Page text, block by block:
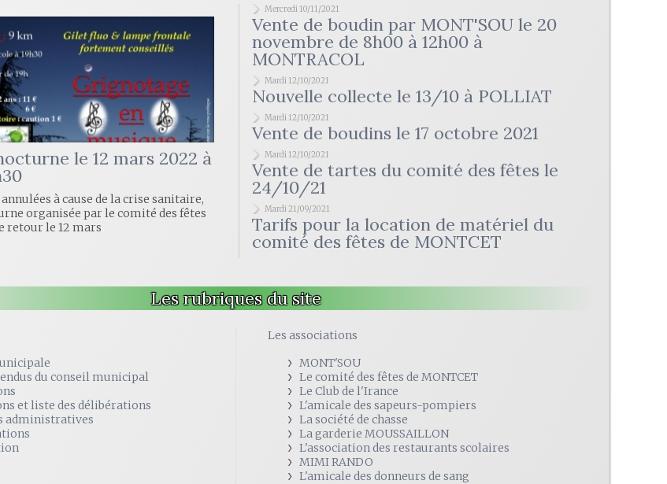
le 12 mars 2022 à
à cause de la crise sanitaire,
organisée par le comité des fêtes
retour le 12 mars
Mercredi 10/11/2021
Vente de boudin par MONT'SOU le 20
novembre de 8h00 à 12h00 à
MONTRACOL
Mardi 12/10/2021
Nouvelle collecte le 13/10 à POLLIAT
Mardi 12/10/2021
Vente de boudins le 17 octobre 2021
Mardi 12/10/2021
Vente de tartes du comité des fêtes le
24/10/21
Mardi 21/09/2021
Tarifs pour la location de matériel du
comité des fêtes de MONTCET
Les rubriques du site
du conseil municipal
et liste des délibérations
administratives
Les associations
MONT'SOU
Le comité des fêtes de MONTCET
Le Club de l'Irance
L'amicale des sapeurs-pompiers
La société de chasse
La garderie MOUSSAILLON
L'association des restaurants scolaires
MIMI RANDO
L'amicale des donneurs de sang